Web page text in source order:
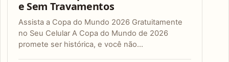
e Sem Travamentos
Assista a Copa do Mundo 2026 Gratuitamente
no Seu Celular A Copa do Mundo de 2026
promete ser histórica, e você não…